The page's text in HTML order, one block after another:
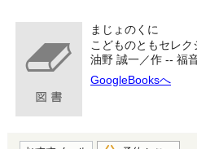
まじょのくに
こどものともセレク
油野 誠一／作 -- 福
GoogleBooksへ